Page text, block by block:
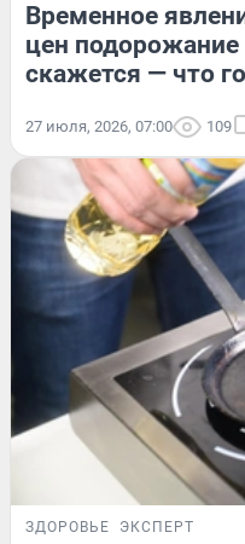
Временное
цен подорожание
скажется — что
27 июля, 2026, 07:00 109
ЗДОРОВЬЕ ЭКСПЕРТ